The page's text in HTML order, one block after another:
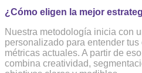
¿Cómo eligen la mejor
Nuestra metodología inicia con
personalizado para entender
métricas actuales. A partir de
combina creatividad,